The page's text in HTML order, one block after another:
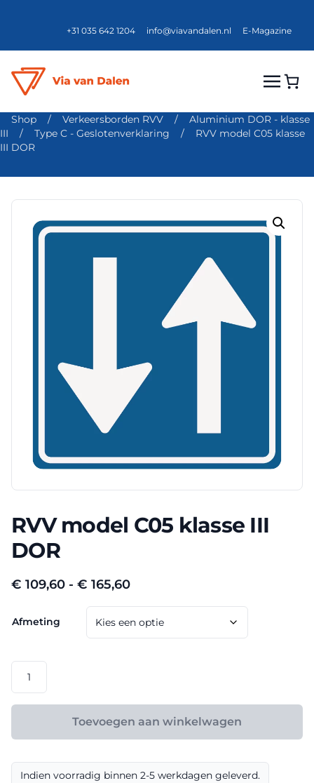
+31 035 642 1204 info@viavandalen.nl E-Magazine
Shop / Verkeersborden RVV /
Aluminium DOR - klasse
III
/ Type C - Geslotenverklaring /
RVV model C05 klasse
III DOR
RVV model C05 klasse III
DOR
€ 109,60 - € 165,60Prijsklasse:
€ 109,60
tot
€ 165,60
Afmeting
C05
III
aantal
Toevoegen aan winkelwagen
Indien voorradig binnen 2-5 werkdagen geleverd.